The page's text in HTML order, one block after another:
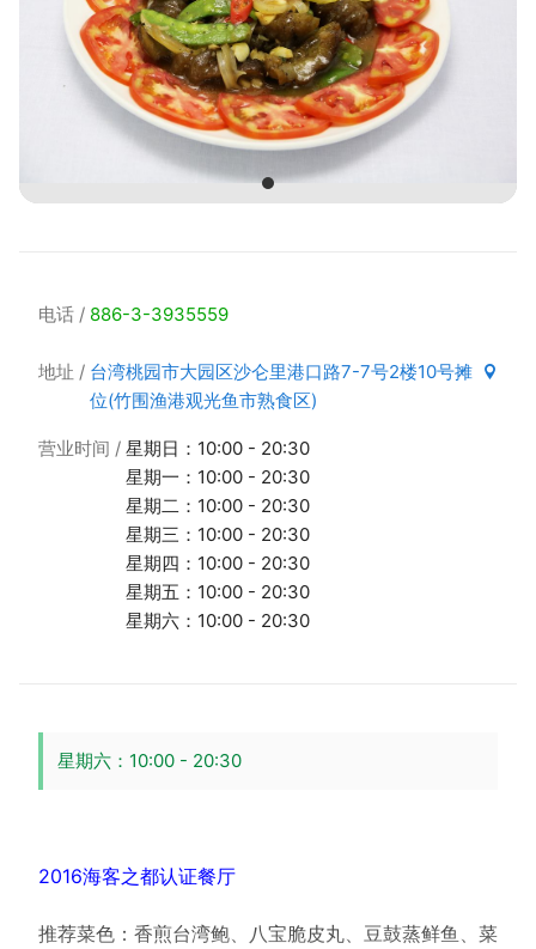
电话 886-3-3935559
地址
台湾桃园市大园区沙仑里港口路7-7号2楼10号摊
位(竹围渔港观光鱼市熟食区)
营业时间
星期日：10:00 - 20:30
星期一：10:00 - 20:30
星期二：10:00 - 20:30
星期三：10:00 - 20:30
星期四：10:00 - 20:30
星期五：10:00 - 20:30
星期六：10:00 - 20:30
星期六：10:00 - 20:30
2016海客之都认证餐厅
推荐菜色：香煎台湾鲍、八宝脆皮丸、豆鼓蒸鲜鱼、菜